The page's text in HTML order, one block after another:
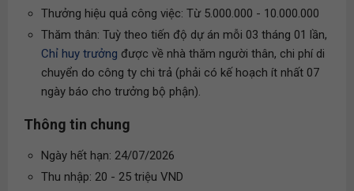
Thưởng hiệu quả công việc: Từ 5.000.000 - 10.000.000
Thăm thân: Tuỳ theo tiến độ dự án mỗi 03 tháng 01 lần,
Chỉ huy trưởng được về nhà thăm người thân, chi phí di
chuyển do công ty chi trả (phải có kế hoạch ít nhất 07
ngày báo cho trưởng bộ phận).
Thông tin chung
Ngày hết hạn: 24/07/2026
Thu nhập: 20 - 25 triệu VND